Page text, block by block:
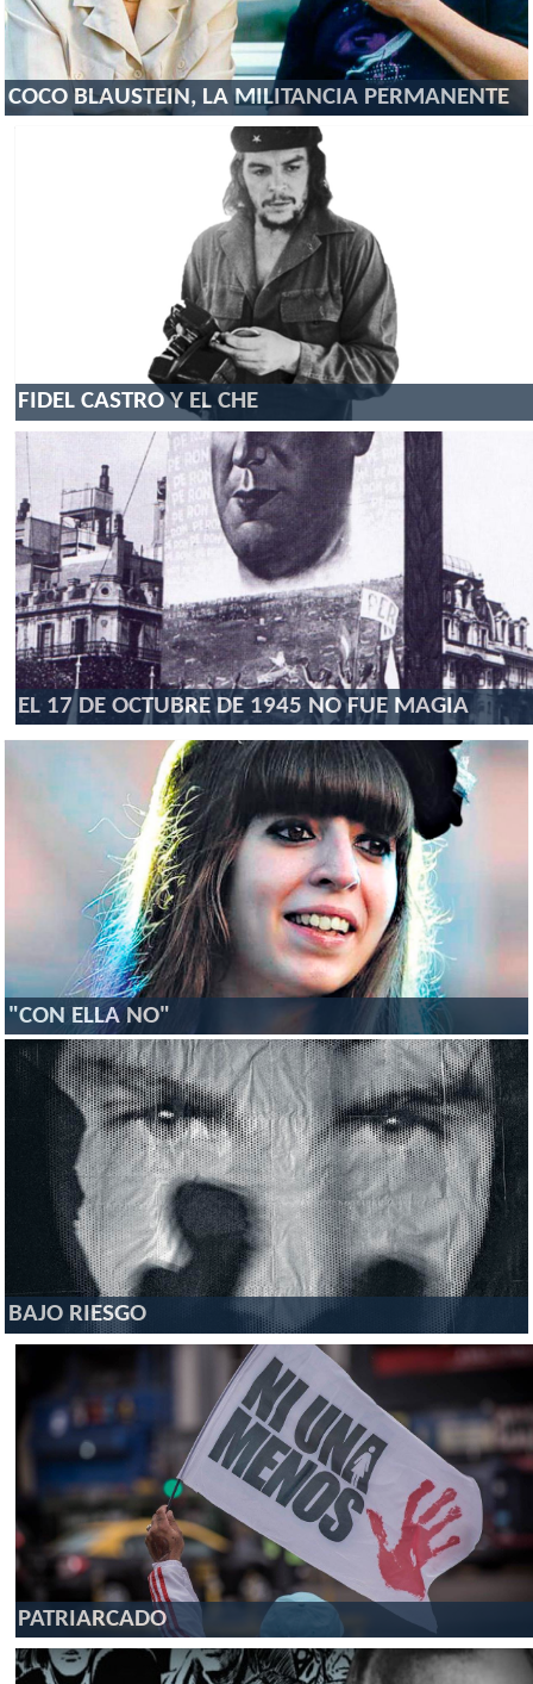
COCO BLAUSTEIN, LA MILITANCIA PERMANENTE
FIDEL CASTRO Y EL CHE
EL 17 DE OCTUBRE DE 1945 NO FUE MAGIA
"CON ELLA NO"
BAJO RIESGO
PATRIARCADO